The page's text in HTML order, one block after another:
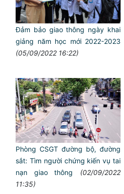
Đảm bảo giao thông ngày khai
giảng năm học mới 2022-2023
(05/09/2022 16:22)
Phòng CSGT đường bộ, đường
sắt: Tìm người chứng kiến vụ tai
nạn giao thông
(02/09/2022
11:35)